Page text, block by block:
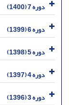
دوره 7 (1400)
دوره 6 (1399)
دوره 5 (1398)
دوره 4 (1397)
دوره 3 (1396)